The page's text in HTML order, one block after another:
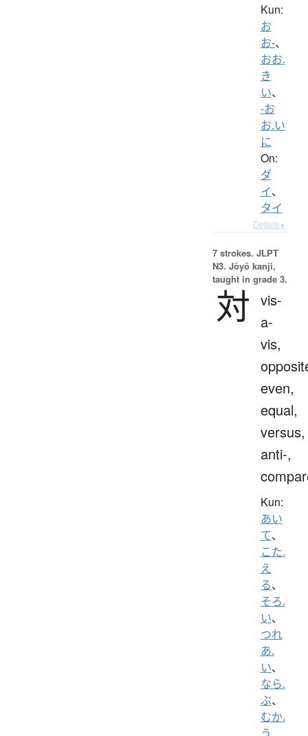
Kun:
お
お-、
おお.
き
い、
-お
お.い
に
On:
ダ
イ、
タイ
Details ▸
7 strokes. JLPT
N3. Jōyō kanji,
taught in grade 3.
対 vis-
a-
vis,
even,
equal,
versus,
anti-,
Kun:
あい
て、
こた.
え
る、
そろ.
い、
つれ
あ.
い、
なら.
ぶ、
むか.